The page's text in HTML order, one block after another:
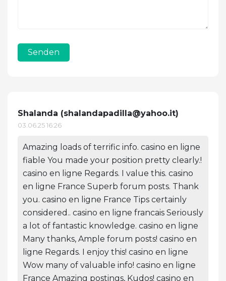
Senden
Shalanda (shalandapadilla@yahoo.it)
03.06.25 16:26
Amazing loads of terrific info. casino en ligne
fiable You made your position pretty clearly.!
casino en ligne Regards. I value this. casino
en ligne France Superb forum posts. Thank
you. casino en ligne France Tips certainly
considered.. casino en ligne francais Seriously
a lot of fantastic knowledge. casino en ligne
Many thanks, Ample forum posts! casino en
ligne Regards. I enjoy this! casino en ligne
Wow many of valuable info! casino en ligne
France Amazing postings, Kudos! casino en